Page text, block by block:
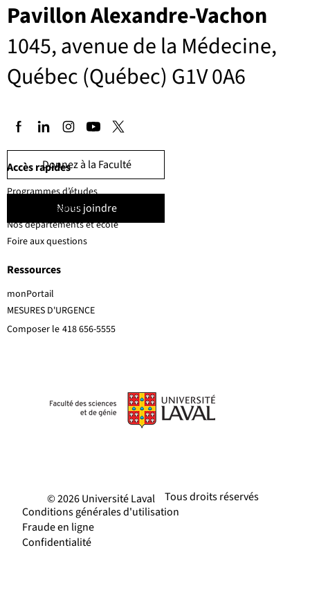
Pavillon Alexandre-Vachon
1045, avenue de la Médecine,
Québec (Québec) G1V 0A6
Donnez à la Faculté
Nous joindre
MESURES D'URGENCE
Composer le 418 656-5555
Accès rapides
Ressources
Programmes d’études
Corps professoral
Nos départements et école
Foire aux questions
monPortail
Tous droits réservés
© 2026 Université Laval
Conditions générales d'utilisation
Fraude en ligne
Confidentialité